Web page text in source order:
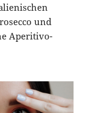
und
Aperitivo-